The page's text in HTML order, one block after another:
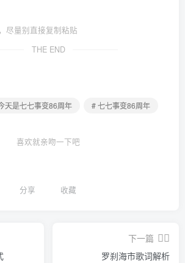
尽量别直接复制粘贴
THE END
天是七七事变86周年 # 七七事变86周年
喜欢就亲吻一下吧
分享 收藏
下一篇
罗刹海市歌词解析